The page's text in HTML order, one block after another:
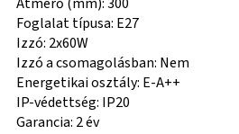
Foglalat típusa: E27
Izzó: 2x60W
Izzó a csomagolásban: Nem
Energetikai osztály: E-A++
IP-védettség: IP20
Garancia: 2 év